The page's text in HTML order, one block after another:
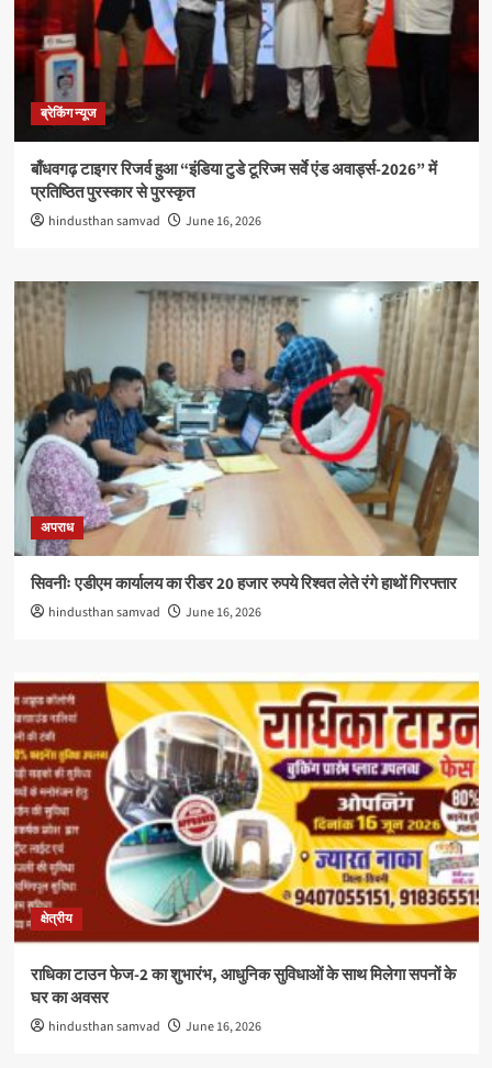
ब्रेकिंग न्यूज
बाँधवगढ़ टाइगर रिजर्व हुआ “इंडिया टुडे टूरिज्म सर्वे एंड अवार्ड्स-2026” में
प्रतिष्ठित पुरस्कार से पुरस्कृत
hindusthan samvad June 16, 2026
अपराध
सिवनीः एडीएम कार्यालय का रीडर 20 हजार रुपये रिश्वत लेते रंगे हाथों गिरफ्तार
hindusthan samvad June 16, 2026
क्षेत्रीय
राधिका टाउन फेज-2 का शुभारंभ, आधुनिक सुविधाओं के साथ मिलेगा सपनों के
घर का अवसर
hindusthan samvad June 16, 2026